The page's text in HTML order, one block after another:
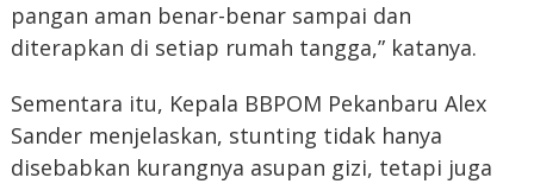
pangan aman benar-benar sampai dan
diterapkan di setiap rumah tangga,” katanya.
Sementara itu, Kepala BBPOM Pekanbaru Alex
Sander menjelaskan, stunting tidak hanya
disebabkan kurangnya asupan gizi, tetapi juga